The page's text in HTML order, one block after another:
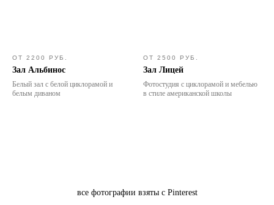
ОТ 2200 РУБ.
Зал Альбинос
Белый зал с белой циклорамой и
белым диваном
ОТ 2500 РУБ.
Зал Лицей
Фотостудия с циклорамой и мебелью
в стиле американской школы
все фотографии взяты с Pinterest